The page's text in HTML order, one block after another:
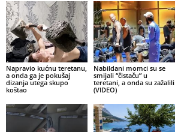
Napravio kućnu teretanu,
a onda ga je pokušaj
dizanja utega skupo
koštao
Nabildani momci su se
smijali “čistaču” u
teretani, a onda su zažalili
(VIDEO)